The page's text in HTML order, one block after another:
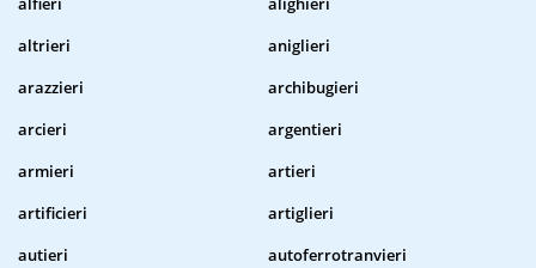
altrieri
aniglieri
arazzieri
archibugieri
arcieri
argentieri
armieri
artieri
artificieri
artiglieri
autieri
autoferrotranvieri